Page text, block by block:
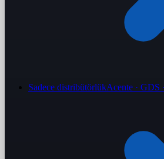
Sadece distribütörlükAcente · GDS